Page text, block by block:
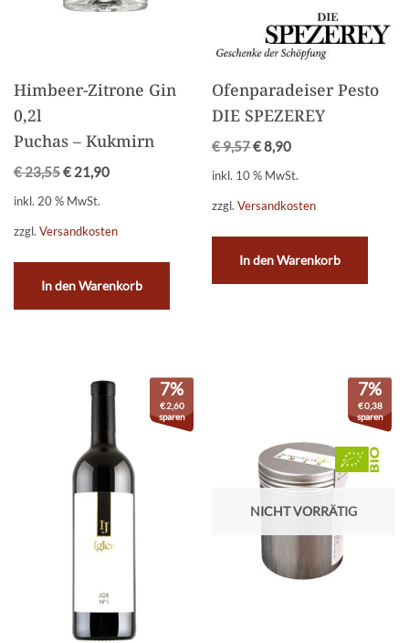
Himbeer-Zitrone Gin
0,2l
Puchas – Kukmirn
€23,55€ 21,90
inkl. 20 % MwSt.
zzgl. Versandkosten
In den Warenkorb
Ofenparadeiser Pesto
DIE SPEZEREY
€9,57€8,90
inkl. 10 % MwSt.
zzgl.Versandkosten
In den Warenkorb
7%
€2,60
sparen
NICHT VORRÄTIG
7%
€0,38
sparen